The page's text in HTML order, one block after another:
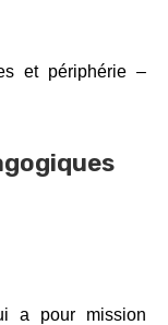
et périphérie –
a pour mission